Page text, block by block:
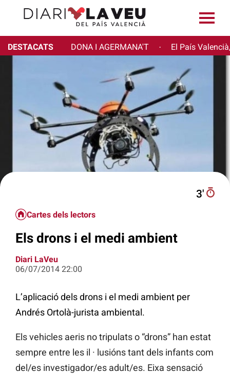
DESTACATS DONA I AGERMANA'T · El País
3′
Cartes dels lectors
Els drons i el medi ambient
Diari LaVeu
06/07/2014 22:00
L’aplicació dels drons i el medi ambient per
Andrés Ortolà-jurista ambiental.
Els vehicles aeris no tripulats o “drons” han estat
sempre entre les il · lusións tant dels infants com
del/es investigador/es adult/es. Eixa sensació